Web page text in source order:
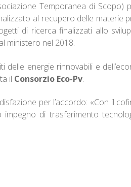
Temporanea di Scopo)
al recupero delle materie
di ricerca finalizzati allo
ministero nel 2018.
energie rinnovabili e
il Consorzio Eco-Pv.
per l’accordo: «Con il
di trasferimento